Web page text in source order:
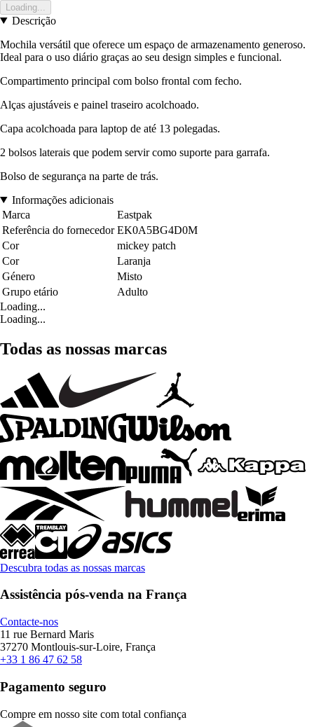
Loading...
Descrição
Mochila versátil que oferece um espaço de armazenamento generoso.
Ideal para o uso diário graças ao seu design simples e funcional.
Compartimento principal com bolso frontal com fecho.
Alças ajustáveis e painel traseiro acolchoado.
Capa acolchoada para laptop de até 13 polegadas.
2 bolsos laterais que podem servir como suporte para garrafa.
Bolso de segurança na parte de trás.
Informações adicionais
Marca
Eastpak
Referência do fornecedor EK0A5BG4D0M
Cor
mickey patch
Cor
Laranja
Género
Misto
Grupo etário
Adulto
Loading...
Loading...
Todas as nossas marcas
Descubra todas as nossas marcas
Assistência pós-venda na França
Contacte-nos
11 rue Bernard Maris
37270 Montlouis-sur-Loire, França
+33 1 86 47 62 58
Pagamento seguro
Compre em nosso site com total confiança